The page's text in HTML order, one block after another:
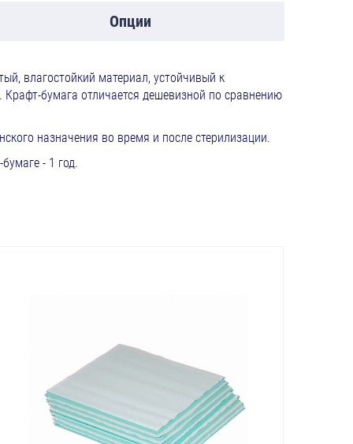
Опции
влагостойкий материал, устойчивый к
бумага отличается дешевизной по сравнению
назначения во время и после стерилизации.
- 1 год.